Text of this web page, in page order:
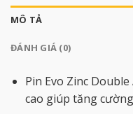
MÔ TẢ
ĐÁNH GIÁ (0)
Pin Evo Zinc
cao giúp tăng